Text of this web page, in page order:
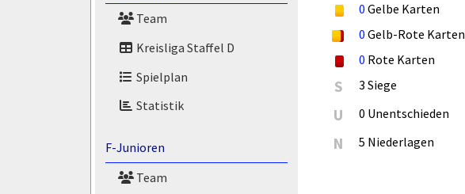
Team
Kreisliga Staffel D
Spielplan
Statistik
F-Junioren
Team
0 Gelbe Karten
0 Gelb-Rote Karten
0 Rote Karten
S 3 Siege
U 0 Unentschieden
N 5 Niederlagen